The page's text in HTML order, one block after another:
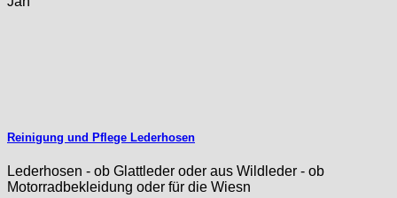
Reinigung und Pflege Lederhosen
Lederhosen - ob Glattleder oder aus Wildleder - ob
Motorradbekleidung oder für die Wiesn